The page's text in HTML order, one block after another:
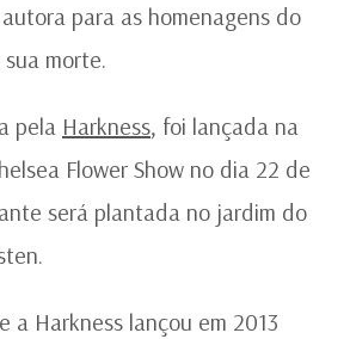
para as homenagens do
morte.
pela Harkness, foi lançada na
Flower Show no dia 22 de
será plantada no jardim do
a Harkness lançou em 2013